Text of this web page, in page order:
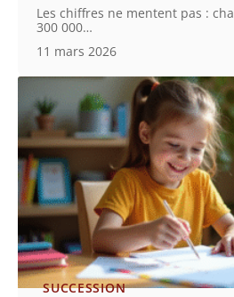
Les chiffres ne mentent pas :
300 000…
11 mars 2026
SUCCESSION